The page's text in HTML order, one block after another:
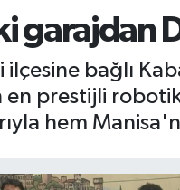
garajdan
ilçesine bağlı
en prestijli
hem